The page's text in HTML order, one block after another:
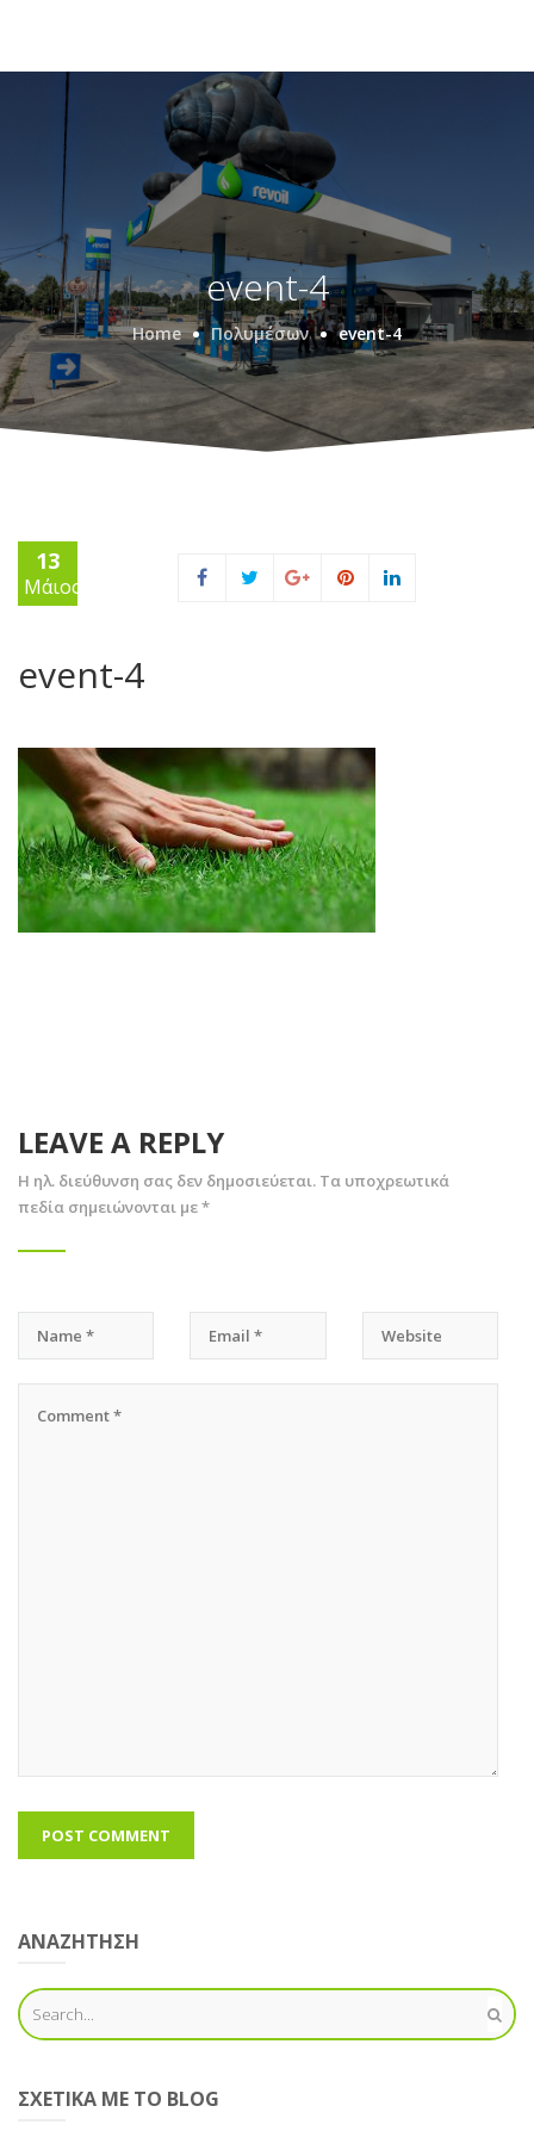
event-4
Home Πολυμέσων event-4
13
Μάιος
event-4
LEAVE A REPLY
Η ηλ. διεύθυνση σας δεν δημοσιεύεται. Τα υποχρεωτικά
πεδία σημειώνονται με*
ΑΝΑΖΗΤΗΣΗ
ΣΧΕΤΙΚΆ ΜΕ ΤΟ BLOG